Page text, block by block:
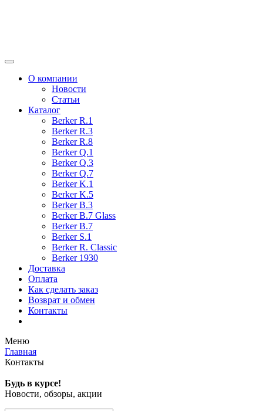
О компании
Новости
Статьи
Каталог
Berker R.1
Berker R.3
Berker R.8
Berker Q.1
Berker Q.3
Berker Q.7
Berker K.1
Berker K.5
Berker B.3
Berker B.7 Glass
Berker B.7
Berker S.1
Berker R. Classic
Berker 1930
Доставка
Оплата
Как сделать заказ
Возврат и обмен
Контакты
Меню
Главная
Контакты
Будь в курсе!
Новости, обзоры, акции